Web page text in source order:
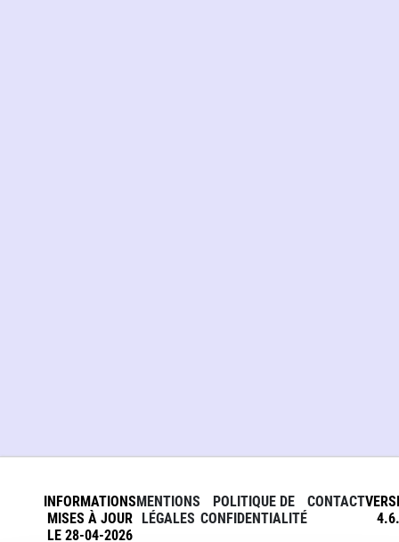
INFORMATIONS
MISES À JOUR
LE 28-04-2026
MENTIONS
LÉGALES
POLITIQUE DE
CONFIDENTIALITÉ
CONTACT